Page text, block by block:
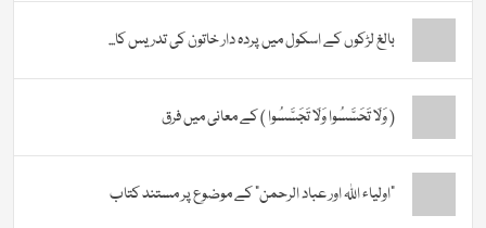
بالغ لڑکوں کے اسکول میں پردہ دار خاتون کی تدریس کا...
( وَلَا تَحَسَّسُوا وَلَا تَجَسَّسُوا ) کے معانی میں فرق
“اولیاء اللہ اور عباد الرحمن” کے موضوع پر مستند کتاب